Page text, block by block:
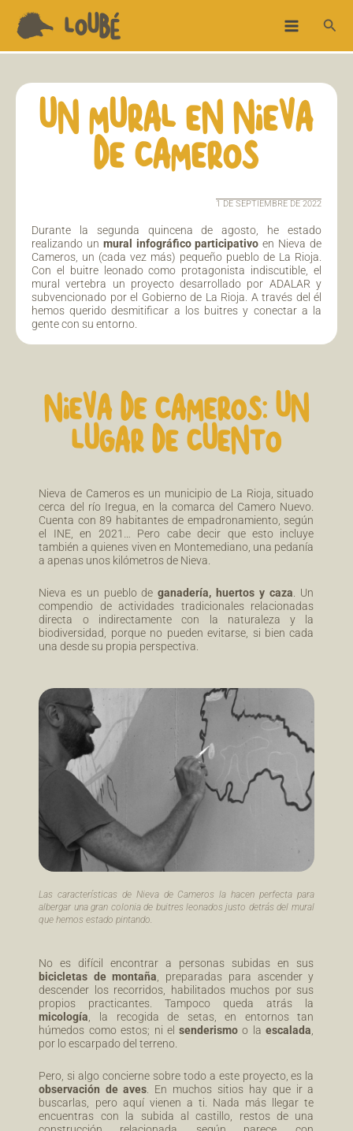
contenido
LOUBÉ
UN MURAL EN NIEVA
DE CAMEROS
1 DE SEPTIEMBRE DE 2022
Durante la segunda quincena de agosto, he estado
realizando un mural infográfico participativoen Nieva de
Cameros, un (cada vez más) pequeño pueblo de La Rioja.
Con el buitre leonado como protagonista indiscutible, el
mural vertebra un proyecto desarrollado por ADALAR y
subvencionado por el Gobierno de La Rioja. A través del él
hemos querido desmitificar a los buitres y conectar a la
gente con su entorno.
NIEVA DE CAMEROS: UN
LUGAR DE CUENTO
Nieva de Cameros es un municipio de La Rioja, situado
cerca del río Iregua, en la comarca del Camero Nuevo.
Cuenta con 89 habitantes de empadronamiento, según
el INE, en 2021… Pero cabe decir que esto incluye
también a quienes viven en Montemediano, una pedanía
a apenas unos kilómetros de Nieva.
Nieva es un pueblo de ganadería, huertos y caza . Un
compendio de actividades tradicionales relacionadas
directa o indirectamente con la naturaleza y la
biodiversidad, porque no pueden evitarse, si bien cada
una desde su propia perspectiva.
Las características de Nieva de Cameros la hacen perfecta para
albergar una gran colonia de buitres leonados justo detrás del mural
que hemos estado pintando.
No es difícil encontrar a personas subidas en sus
bicicletas de montaña , preparadas para ascender y
descender los recorridos, habilitados muchos por sus
propios practicantes. Tampoco queda atrás la
micología , la recogida de setas, en entornos tan
húmedos como estos; ni elsenderismoo laescalada
por lo escarpado del terreno.
Pero, si algo concierne sobre todo a este proyecto, es la
observación de aves . En muchos sitios hay que ir a
buscarlas, pero aquí vienen a ti. Nada más llegar te
encuentras con la subida al castillo, restos de una